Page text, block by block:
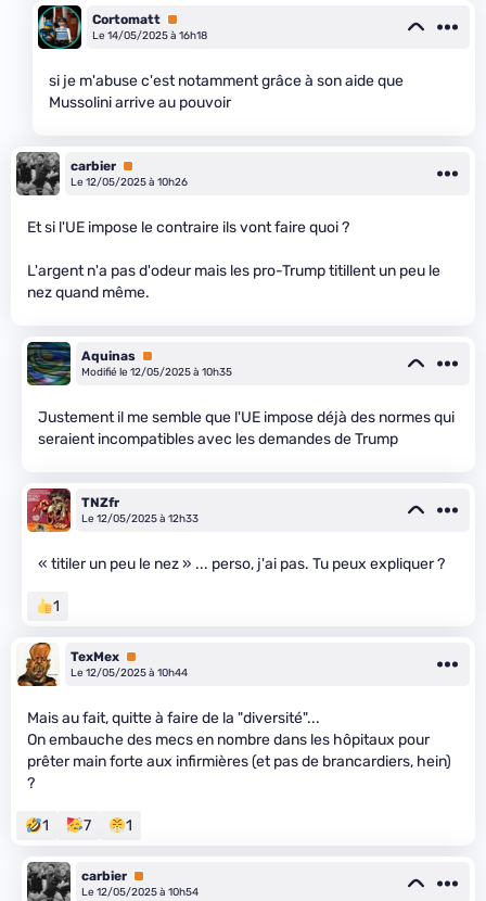
Cortomatt Premium
Le 14/05/2025 à 16h18
si je m'abuse c'est notamment grâce à son aide que
Mussolini arrive au pouvoir
carbier Premium
Le 12/05/2025 à 10h26
Et si l'UE impose le contraire ils vont faire quoi ?
L'argent n'a pas d'odeur mais les pro-Trump titillent un peu le
nez quand même.
Aquinas Premium
Modifié le 12/05/2025 à 10h35
Justement il me semble que l'UE impose déjà des normes qui
seraient incompatibles avec les demandes de Trump
TNZfr
Le 12/05/2025 à 12h33
« titiler un peu le nez » ... perso, j'ai pas. Tu peux expliquer ?
1
TexMex Premium
Le 12/05/2025 à 10h44
Mais au fait, quitte à faire de la "diversité"...
On embauche des mecs en nombre dans les hôpitaux pour
prêter main forte aux infirmières (et pas de brancardiers, hein)
?
1 7 1
carbier Premium
Le 12/05/2025 à 10h54